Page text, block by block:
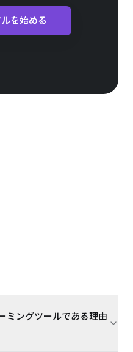
を始める
ミングツールである理由